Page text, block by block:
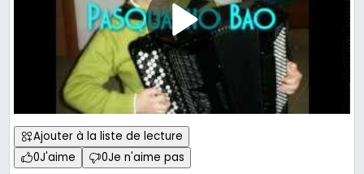
Ajouter à la liste de lecture
0J'aime 0Je n'aime pas